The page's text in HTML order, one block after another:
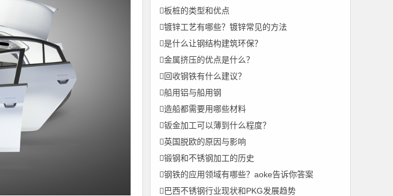
板桩的类型和优点
镀锌工艺有哪些？镀锌常见的方法
是什么让钢结构建筑环保？
金属挤压的优点是什么？
回收钢铁有什么建议？
船用铝与船用钢
造船都需要用哪些材料
钣金加工可以薄到什么程度？
英国脱欧的原因与影响
锻钢和不锈钢加工的历史
钢铁的应用领域有哪些？aoke告诉你答案
巴西不锈钢行业现状和PKG发展趋势